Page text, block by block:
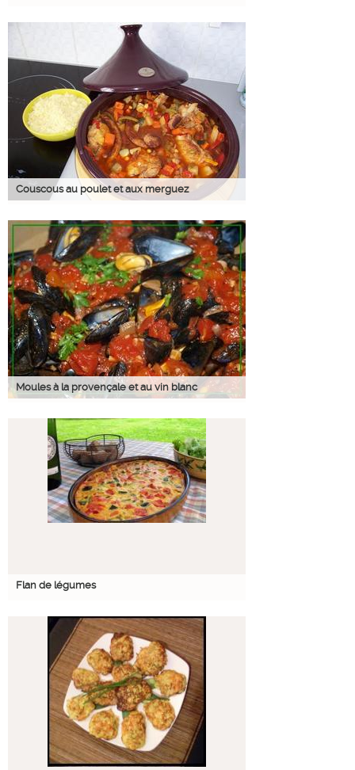
Couscous au poulet et aux merguez
Moules à la provençale et au vin blanc
Flan de légumes